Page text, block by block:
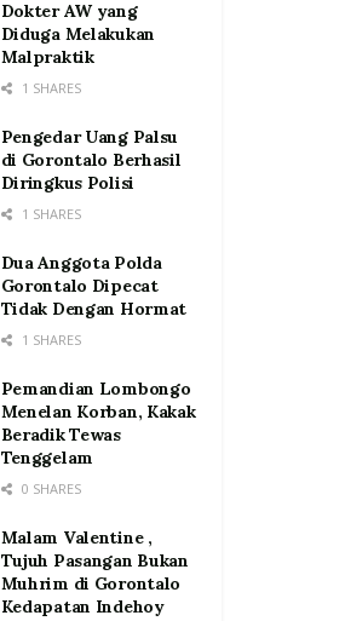
Dokter AW yang
Diduga Melakukan
Malpraktik
1 SHARES
Pengedar Uang Palsu
di Gorontalo Berhasil
Diringkus Polisi
1 SHARES
Dua Anggota Polda
Gorontalo Dipecat
Tidak Dengan Hormat
1 SHARES
Pemandian Lombongo
Menelan Korban, Kakak
Beradik Tewas
Tenggelam
0 SHARES
Malam Valentine ,
Tujuh Pasangan Bukan
Muhrim di Gorontalo
Kedapatan Indehoy